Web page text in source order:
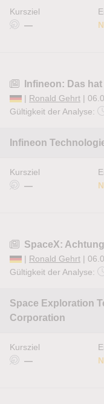
Kursziel
—
Infineon: Das
| Ronald Gehrt |
Gültigkeit der Analyse:
Infineon
Kursziel
—
SpaceX:
| Ronald Gehrt |
Gültigkeit der Analyse:
Space Exploration
Corporation
Kursziel
—